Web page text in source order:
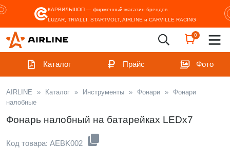
КАРВИЛЬШОП — фирменный магазин брендов
LUZAR, TRIALLI, STARTVOLT, AIRLINE и CARVILLE RACING
0
Каталог Прайс Фото
AIRLINE » Каталог » Инструменты » Фонари » Фонари
налобные
Фонарь налобный на батарейках LEDx7
Код товара: AEBK002